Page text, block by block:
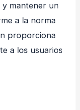
y mantener un
a la norma
proporciona
a los usuarios